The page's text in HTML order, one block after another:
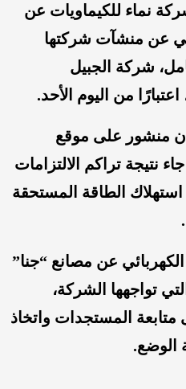
نماء للكيماويات عن
عن منشآت شركتها
شركة الجبيل
من اليوم الأحد.
منشور على موقع
نتيجة تراكم الالتزامات
استهلاك الطاقة المستحقة
عن مصانع “جنا”
تواجهها الشركة،
المستجدات واتخاذ
الوضع.